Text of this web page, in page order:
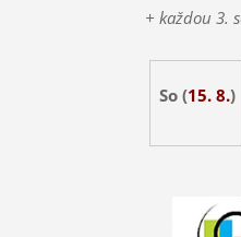
+ každou 3.
So (15. 8.)